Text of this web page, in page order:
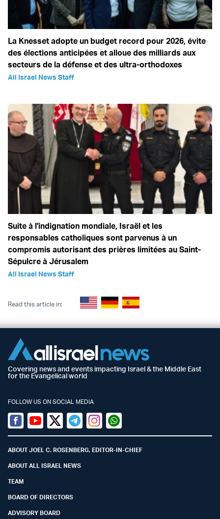
La Knesset adopte un budget record pour 2026, évite
des élections anticipées et alloue des milliards aux
secteurs de la défense et des ultra-orthodoxes
All Israel News Staff
Suite à l'indignation mondiale, Israël et les
responsables catholiques sont parvenus à un
compromis autorisant des prières limitées au Saint-
Sépulcre à Jérusalem
All Israel News Staff
Read this article in:
Covering news and events impacting Israel & the Middle East
for the Evangelical world
FOLLOW US ON SOCIAL MEDIA
Facebook
YoutubeTwitter (X)
TelegramInstagramWhatsapp
ABOUT JOEL C. ROSENBERG, EDITOR-IN-CHIEF
ABOUT ALL ISRAEL NEWS
TEAM
BOARD OF DIRECTORS
ADVISORY BOARD